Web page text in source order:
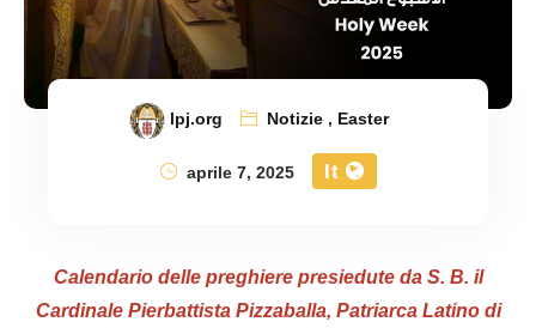
lpj.org Notizie, Easter
aprile 7, 2025
It
Calendario delle preghiere presiedute da S. B. il
Cardinale Pierbattista Pizzaballa, Patriarca Latino di